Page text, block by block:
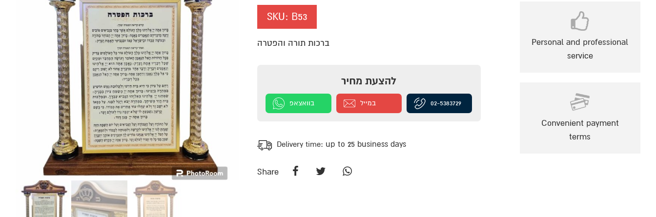
SKU: B53
ברכות תורה והפטרה
להצעת מחיר
בוואצאפ במייל 02-5383729
Delivery time: up to 25 business days
Share
Personal and professional
service
Convenient payment
terms